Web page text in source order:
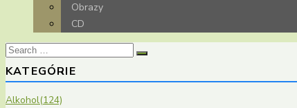
Obrazy
CD
Search
for:
KATEGÓRIE
Alkohol(124)